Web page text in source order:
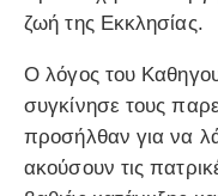
ζωή της Εκκλησίας.
Ο λόγος του
συγκίνησε τους
προσήλθαν για να
ακούσουν τις